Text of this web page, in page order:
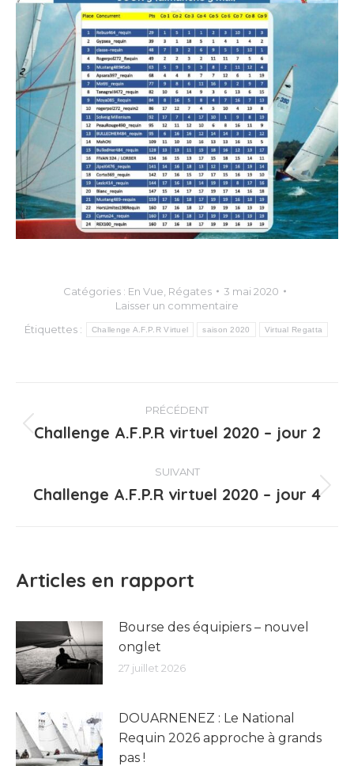
Catégories : En Vue Régates
3 mai 2020
Laisser un commentaire
Étiquettes :
Challenge A.F.P.R Virtuel saison 2020 Virtual Regatta
Navigation
article
PRÉCÉDENT
Article
:
Challenge A.F.P.R virtuel 2020 – jour 2
SUIVANT
Article
Challenge A.F.P.R virtuel 2020 – jour 4
Articles en rapport
Bourse des équipiers – nouvel
onglet
27 juillet 2026
DOUARNENEZ : Le National
Requin 2026 approche à grands
pas !